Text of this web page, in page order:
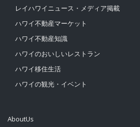
レイハワイニュース・メディア掲載
ハワイ不動産マーケット
ハワイ不動産知識
ハワイのおいしいレストラン
ハワイ移住生活
ハワイの観光・イベント
AboutUs